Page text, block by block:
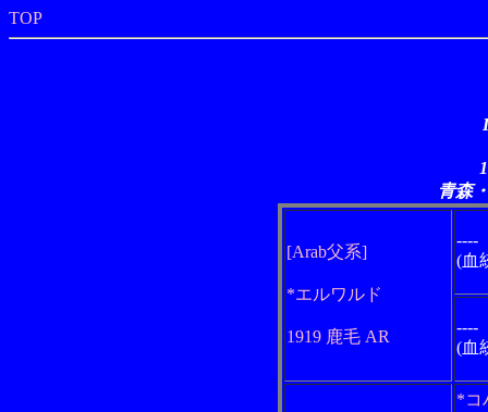
TOP
青森
[Arab父系]
*エルワルド
1919 鹿毛 AR
----
(血
----
(血
*コ